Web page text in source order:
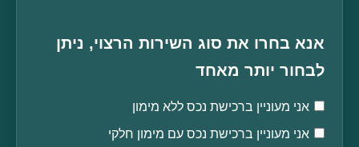
אנא בחרו את סוג השירות הרצוי, ניתן
לבחור יותר מאחד
אני מעוניין ברכישת נכס ללא מימון
אני מעוניין ברכישת נכס עם מימון חלקי